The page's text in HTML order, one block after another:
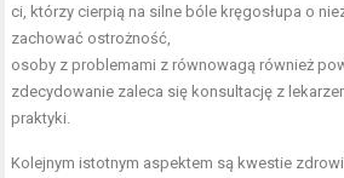
ci, którzy cierpią na silne bóle kręgosłupa o
zachować ostrożność,
osoby z problemami z równowagą również
zdecydowanie zaleca się konsultację z
praktyki.
Kolejnym istotnym aspektem są kwestie